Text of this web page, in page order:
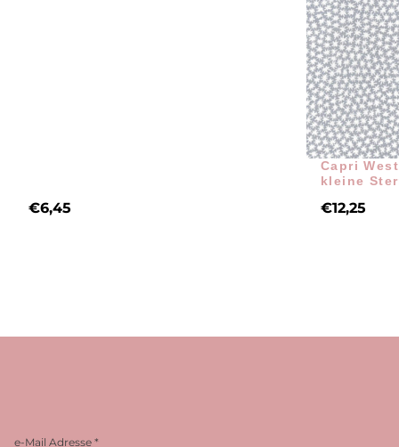
€6,45
Capri
kleine
€12,25
e-Mail Adresse *